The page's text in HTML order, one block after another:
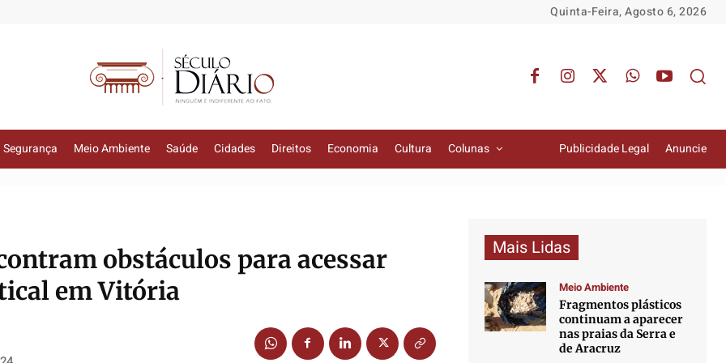
Quinta-Feira, Agosto 6, 2026
Segurança Meio Ambiente Saúde Cidades Direitos Economia Cultura Colunas Publicidade Legal Anuncie
obstáculos para acessar
em Vitória
Mais Lidas
Meio Ambiente
Fragmentos plásticos
continuam a aparecer
nas praias da Serra e
de Aracruz